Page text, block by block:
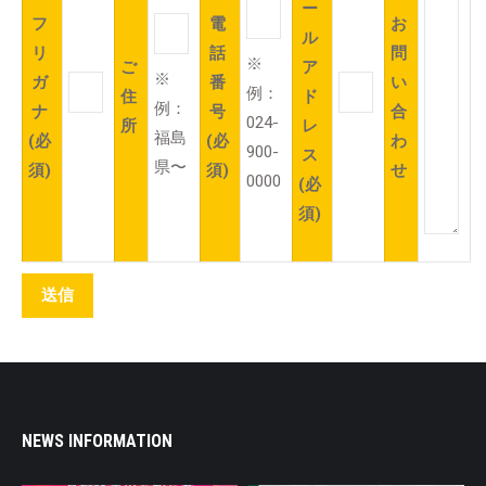
フ
リ
ガ
ナ
(必
須)
ご
住
所
※
例：
福島
県〜
電
話
番
号
(必
須)
※
例：
024-
900-
0000
ー
ル
ア
ド
レ
ス
(必
須)
お
問
い
合
わ
せ
NEWS INFORMATION